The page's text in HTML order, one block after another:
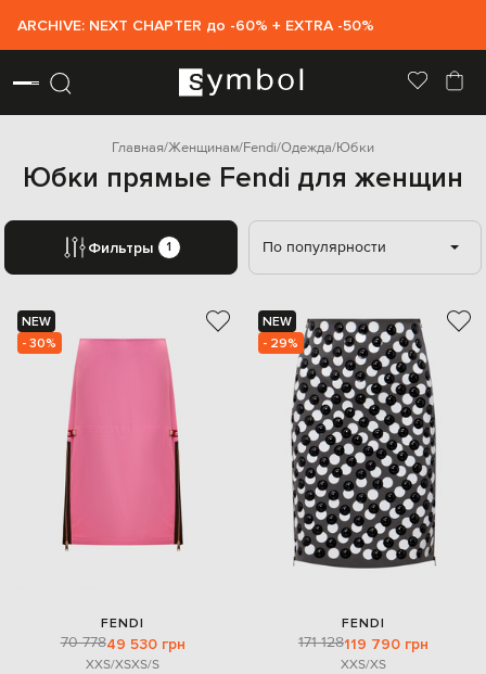
ARCHIVE: NEXT CHAPTER до -60% + EXTRA -50%
Главная Женщинам Fendi Одежда Юбки
Юбки прямые Fendi для женщин
Фильтры 1 По популярности
NEW
- 30%
FENDI
70 77849 530 грн
XXS/XSXS/S
NEW
- 29%
FENDI
171 128119 790 грн
XXS/XS